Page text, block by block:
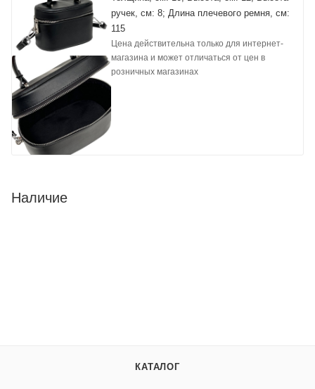
ручек, см: 8; Длина плечевого ремня, см:
115
Цена действительна только для интернет-
магазина и может отличаться от цен в
розничных магазинах
Наличие
КАТАЛОГ